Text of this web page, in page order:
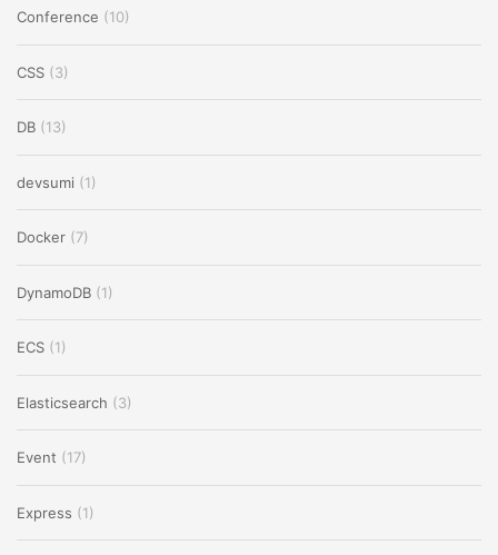
Conference (10)
CSS (3)
DB (13)
devsumi (1)
Docker (7)
DynamoDB (1)
ECS (1)
Elasticsearch (3)
Event (17)
Express (1)